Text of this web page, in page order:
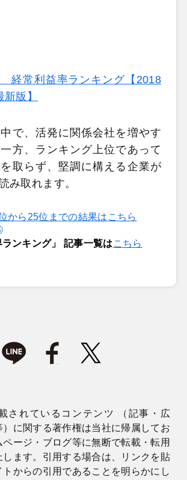
経常利益率ランキング【2018
版】
で、活発に関係会社を増やす
方、ランキング上位であって
取らず、堅調に構える企業が
み取れます。
から25位までの結果はこちら
ランキング」 記事一覧は こちら
されているコンテンツ （記事・広
に関する著作権は当社に帰属してお
ページ・ブログ等に無断で転載・転用
します。引用する場合は、リンクを貼
トからの引用であることを明らかにし